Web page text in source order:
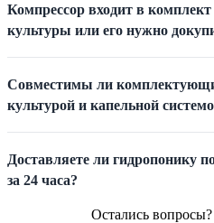
Компрессор входит в комплект
культуры или его нужно
Совместимы ли
культурой и капельной
Доставляете ли гидропонику
за 24 часа?
Остались